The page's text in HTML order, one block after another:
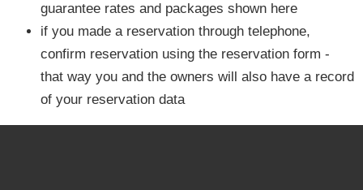
guarantee rates and packages shown here
if you made a reservation through telephone,
confirm reservation using the reservation form -
that way you and the owners will also have a record
of your reservation data